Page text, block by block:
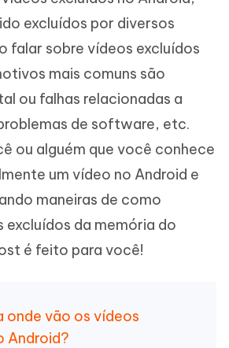
excluídos por diversos
falar sobre vídeos excluídos
mais comuns são
ou falhas relacionadas a
de software, etc.
ou alguém que você conhece
um vídeo no Android e
maneiras de como
excluídos da memória do
é feito para você!
onde vão os vídeos
Android?